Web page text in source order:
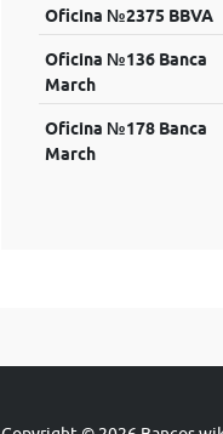
Oficina №2375 BBVA
Oficina №136 Banca
March
Oficina №178 Banca
March